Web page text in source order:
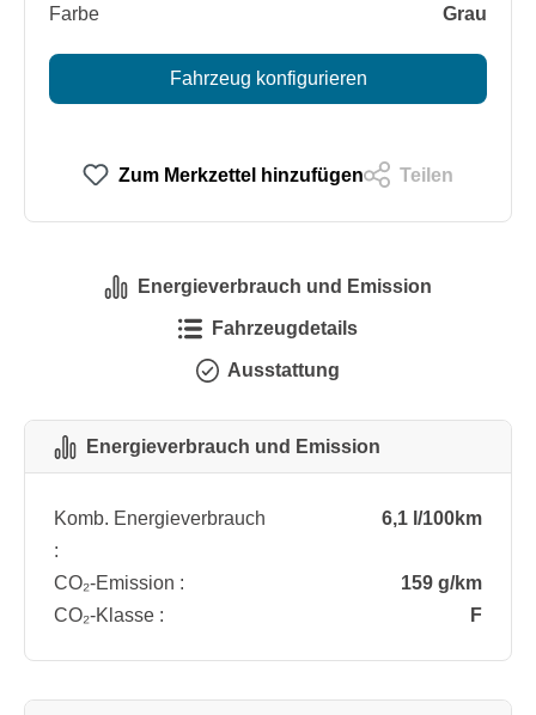
Farbe
Grau
Fahrzeug konfigurieren
Zum Merkzettel hinzufügen Teilen
Energieverbrauch und Emission
Fahrzeugdetails
Ausstattung
Energieverbrauch und Emission
Komb. Energieverbrauch
:
6,1 l/100km
CO₂-Emission :
159 g/km
CO₂-Klasse :
F